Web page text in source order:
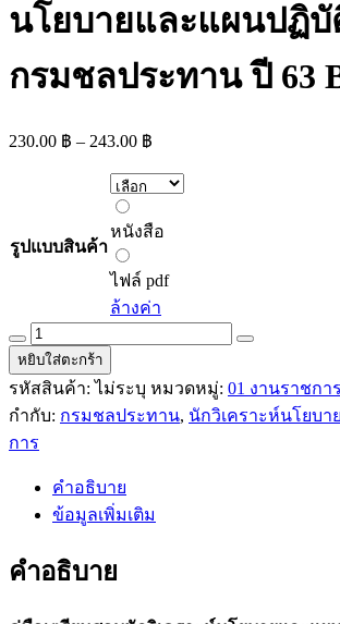
นโยบายและแผนปฏิบั
กรมชลประทาน ปี 63
230.00 ฿ – 243.00 ฿
230.00 ฿
243.00 ฿
รูปแบบสินค้า
หนังสือ
หนังสือ
ไฟล์
pdf
ไฟล์ pdf
ล้างค่า
คู่มือ
เตรียม
สอบ
นัก
วิเคราะห์
และ
แผน
การ
หยิบใส่ตะกร้า
รหัสสินค้า:ไม่ระบุ หมวดหมู่: 01 งานราชกา
กำกับ: กรมชลประทาน, นักวิเคราะห์นโยบ
การ
คำอธิบาย
ข้อมูลเพิ่มเติม
คำอธิบาย